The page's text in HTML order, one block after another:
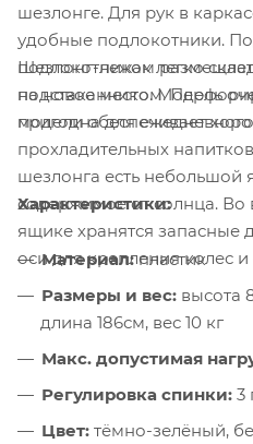
шезлонге. Для рук в
удобные подлокотники.
подлокотником
подстаканником.
модели обеспечивает
прохладительных
шезлонга есть небольшой
содержимое от солнца. Во
ящике хранятся запасные
оси для крепления колес
Шезлонг-лежак легко
на новое место. Модель
пригодна для
Характеристики:
Материал:пластик
Размеры и вес: высота
длина 186см, вес 10 кг
Макс. допустимая
Регулировка спинки: 3
Цвет: тёмно-зелёный,